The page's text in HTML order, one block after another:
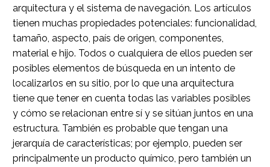
arquitectura y el sistema de navegación. Los artículos
tienen muchas propiedades potenciales: funcionalidad,
tamaño, aspecto, país de origen, componentes,
material e hijo. Todos o cualquiera de ellos pueden ser
posibles elementos de búsqueda en un intento de
localizarlos en su sitio, por lo que una arquitectura
tiene que tener en cuenta todas las variables posibles
y cómo se relacionan entre sí y se sitúan juntos en una
estructura. También es probable que tengan una
jerarquía de características; por ejemplo, pueden ser
principalmente un producto químico, pero también un